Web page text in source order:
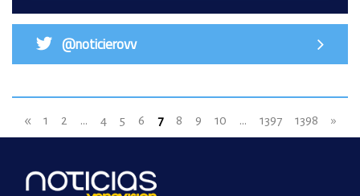
@noticierovv
« 1 2 ... 4 5 6 7 8 9 10 ... 1397 1398 »